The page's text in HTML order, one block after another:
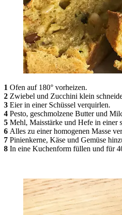
1 Ofen auf 180° vorheizen.
2 Zwiebel und Zucchini klein
3 Eier in einer Schüssel verquirlen.
4 Pesto, geschmolzene Butter und
5 Mehl, Maisstärke und Hefe in einer
6 Alles zu einer homogenen Masse
7 Pinienkerne, Käse und Gemüse
8 In eine Kuchenform füllen und für